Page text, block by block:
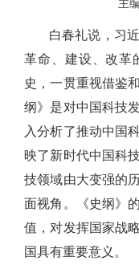
主
白春礼说，习
革命、建设、改革
史，一贯重视借鉴
纲》是对中国科技
入分析了推动中国
映了新时代中国科
技领域由大变强的
面视角 。
《史纲》
值， 对发挥国家战
国具有重要意义 。